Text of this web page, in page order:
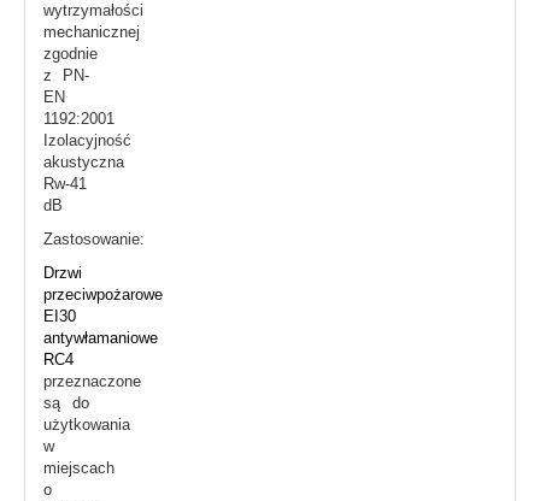
wytrzymałości
mechanicznej
zgodnie
z PN-
EN
1192:2001
Izolacyjność
akustyczna
Rw-41
dB
Zastosowanie:
Drzwi
przeciwpożarowe
EI30
antywłamaniowe
RC4
przeznaczone
są do
użytkowania
w
miejscach
o